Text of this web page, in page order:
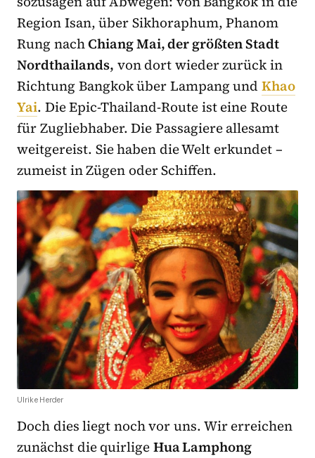
Region Isan, über Sikhoraphum, Phanom
Rung nachChiang Mai, der größten Stadt
Nordthailands, von dort wieder zurück in
Richtung Bangkok über Lampang undKhao
Yai. Die Epic-Thailand-Route ist eine Route
für Zugliebhaber. Die Passagiere allesamt
weitgereist. Sie haben die Welt erkundet –
zumeist in Zügen oder Schiffen.
Ulrike Herder
Doch dies liegt noch vor uns. Wir erreichen
zunächst die quirligeHua Lamphong